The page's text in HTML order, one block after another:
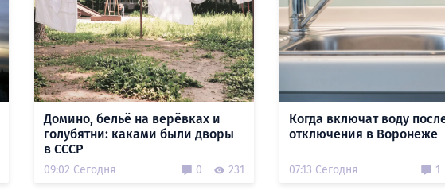
Домино, бельё на верёвках и
голубятни: каками были дворы
в СССР
09:02 Сегодня 0 231
Когда включат воду
отключения в Воронеже
07:13 Сегодня 1